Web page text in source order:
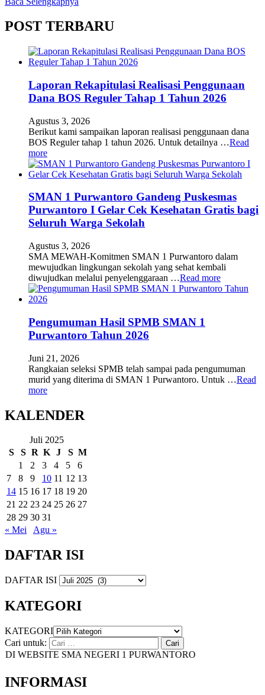
POST TERBARU
Laporan Rekapitulasi Realisasi Penggunaan
Dana BOS Reguler Tahap 1 Tahun 2026
Agustus 3, 2026
Berikut kami sampaikan laporan realisasi penggunaan dana
BOS Reguler tahap 1 tahun 2026. Untuk detailnya …Read
more
SMAN 1 Purwantoro Gandeng Puskesmas
Purwantoro I Gelar Cek Kesehatan Gratis bagi
Seluruh Warga Sekolah
Agustus 3, 2026
SMA MEWAH-Komitmen SMAN 1 Purwantoro dalam
mewujudkan lingkungan sekolah yang sehat kembali
diwujudkan melalui penyelenggaraan …Read more
Pengumuman Hasil SPMB SMAN 1
Purwantoro Tahun 2026
Juni 21, 2026
Rangkaian seleksi SPMB telah sampai pada pengumuman
murid yang diterima di SMAN 1 Purwantoro. Untuk …Read
more
KALENDER
Juli 2025
S
S R K J S M
1
2 3 4 5
6
7
8 9 10 11 12 13
14 15 16 17 18 19 20
21 22 23 24 25 26 27
28 29 30 31
« Mei
Agu »
DAFTAR ISI
DAFTAR ISI
KATEGORI
KATEGORI
Cari untuk:
SMA NEGERI 1 PURWANTORO
INFORMASI